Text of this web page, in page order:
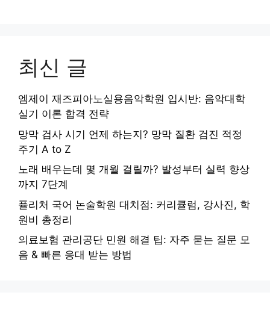
최신 글
엠제이 재즈피아노실용음악학원 입시반: 음악대학
실기 이론 합격 전략
망막 검사 시기 언제 하는지? 망막 질환 검진 적정
주기 A to Z
노래 배우는데 몇 개월 걸릴까? 발성부터 실력 향상
까지 7단계
퓰리처 국어 논술학원 대치점: 커리큘럼, 강사진, 학
원비 총정리
의료보험 관리공단 민원 해결 팁: 자주 묻는 질문 모
음 & 빠른 응대 받는 방법